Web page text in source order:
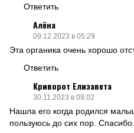
Ответить
Алёна
09.12.2023 в 05:29
Эта органика очень хорошо
Ответить
Криворот Елизавета
30.11.2023 в 09:02
Нашла его когда родился
пользуюсь до сих пор. Спасибо.